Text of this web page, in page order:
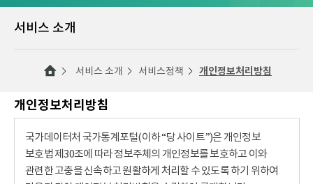
서비스 소개
서비스 소개 서비스정책 개인정보처리방침
개인정보처리방침
국가데이터처 국가통계포털(이하 “당 사이트”)은 개인정보
보호법 제30조에 따라 정보주체의 개인정보를 보호하고 이와
관련한 고충을 신속하고 원활하게 처리할 수 있도록 하기 위하여